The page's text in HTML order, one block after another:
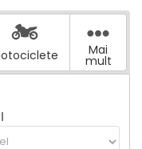
Mai
mult